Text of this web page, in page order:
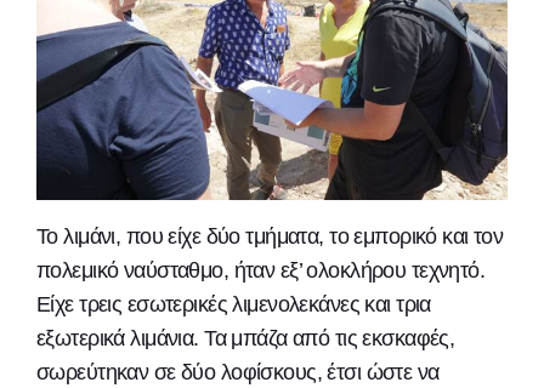
Το λιμάνι, που είχε δύο τμήματα, το εμπορικό και τον
πολεμικό ναύσταθμο, ήταν εξ’ ολοκλήρου τεχνητό.
Είχε τρεις εσωτερικές λιμενολεκάνες και τρια
εξωτερικά λιμάνια. Τα μπάζα από τις εκσκαφές,
σωρεύτηκαν σε δύο λοφίσκους, έτσι ώστε να